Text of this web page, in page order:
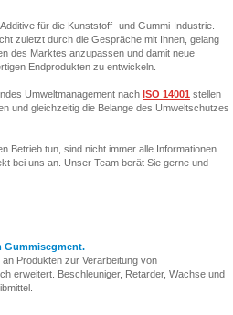
Additive für die Kunststoff- und Gummi-Industrie.
zuletzt durch die Gespräche mit Ihnen, gelang
des Marktes anzupassen und damit neue
Endprodukten zu entwickeln.
Umweltmanagement nach ISO 14001 stellen
und gleichzeitig die Belange des Umweltschutzes
Betrieb tun, sind nicht immer alle Informationen
bei uns an. Unser Team berät Sie gerne und
Gummisegment.
Produkten zur Verarbeitung von
erweitert. Beschleuniger, Retarder, Wachse und